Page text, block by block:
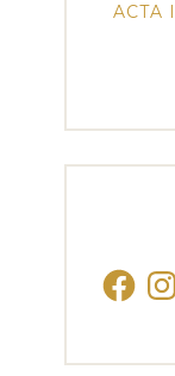
ACTA
Facebook